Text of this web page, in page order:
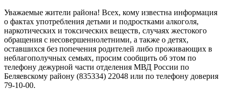
Уважаемые жители района! Всех, кому известна информация
о фактах употребления детьми и подростками алкоголя,
наркотических и токсических веществ, случаях жестокого
обращения с несовершеннолетними, а также о детях,
оставшихся без попечения родителей либо проживающих в
неблагополучных семьях, просим сообщить об этом по
телефону дежурной части отделения МВД России по
Беляевскому району (835334) 22048 или по телефону доверия
79-10-00.